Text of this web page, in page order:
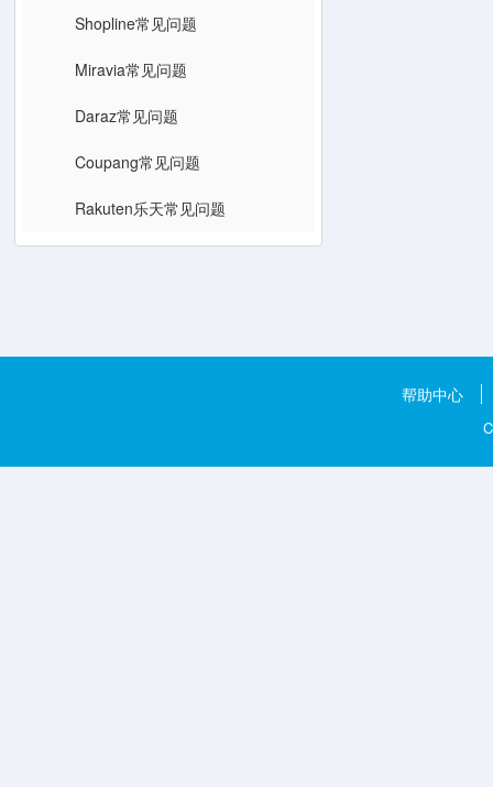
Shopline常见问题
Miravia常见问题
Daraz常见问题
Coupang常见问题
Rakuten乐天常见问题
帮助中心